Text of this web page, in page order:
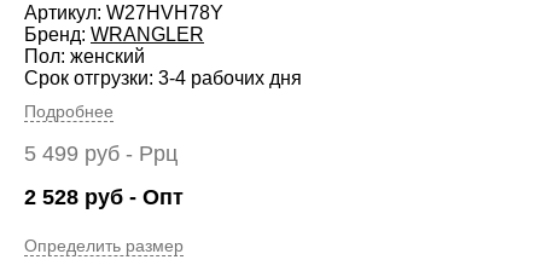
Артикул: W27HVH78Y
Бренд: WRANGLER
Пол: женский
Срок отгрузки: 3-4 рабочих дня
Подробнее
5 499 руб - Ррц
2 528 руб - Опт
Определить размер